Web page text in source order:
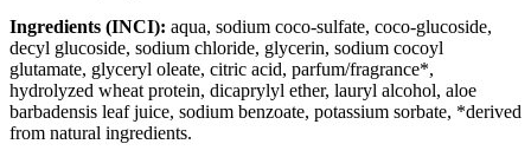
Ingredients (INCI): aqua, sodium coco-sulfate, coco-glucoside,
decyl glucoside, sodium chloride, glycerin, sodium cocoyl
glutamate, glyceryl oleate, citric acid, parfum/fragrance*,
hydrolyzed wheat protein, dicaprylyl ether, lauryl alcohol, aloe
barbadensis leaf juice, sodium benzoate, potassium sorbate, *derived
from natural ingredients.